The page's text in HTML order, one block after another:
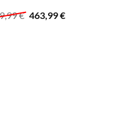
€ Ursprünglicher
Preis
463,99€Aktueller